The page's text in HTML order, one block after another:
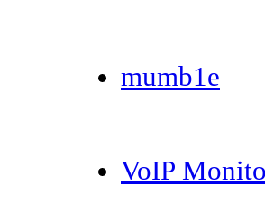
mumb1e
VoIP